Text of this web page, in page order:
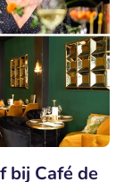
bij Café de